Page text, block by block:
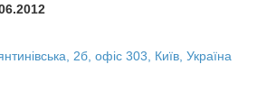
2б, офіс 303, Київ, Україна